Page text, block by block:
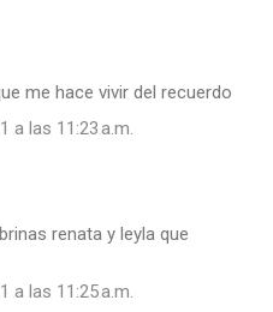
me hace vivir del recuerdo
a las 11:23 a.m.
renata y leyla que
a las 11:25 a.m.